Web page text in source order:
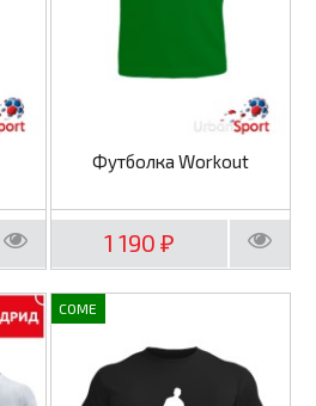
Футболка Workout
1 190 ₽
COME